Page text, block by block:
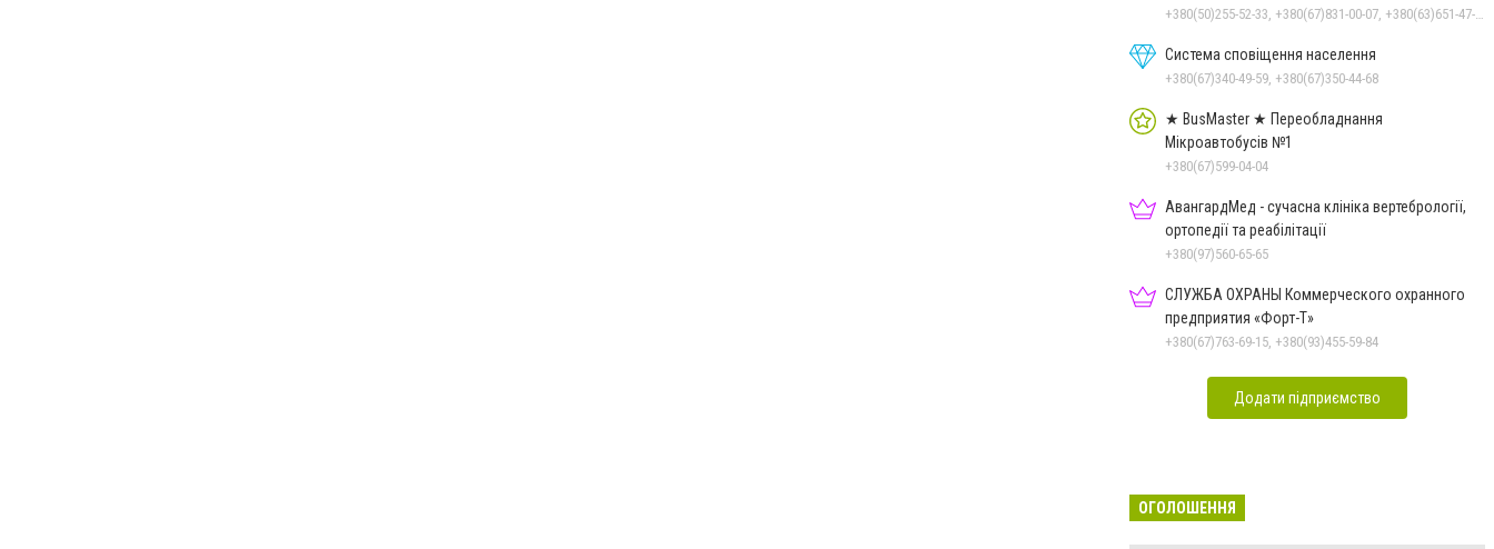
Система сповіщення населення
+380(67)340-49-59, +380(67)350-44-68
★ BusMaster ★ Переобладнання
Мікроавтобусів №1
+380(67)599-04-04
АвангардМед - сучасна клініка вертебрології,
ортопедії та реабілітації
+380(97)560-65-65
СЛУЖБА ОХРАНЫ Коммерческого охранного
предприятия «Форт-Т»
+380(67)763-69-15, +380(93)455-59-84
Додати підприємство
ОГОЛОШЕННЯ